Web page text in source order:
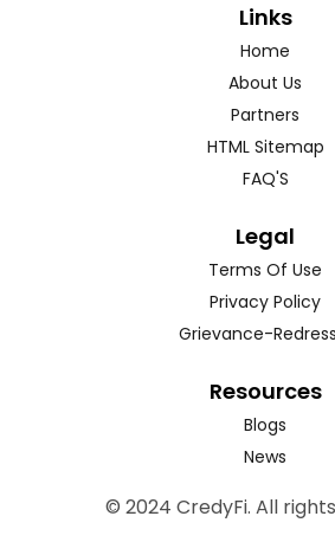
Links
Home
About Us
Partners
HTML Sitemap
FAQ'S
Legal
Terms Of Use
Privacy Policy
Grievance-
Resources
Blogs
News
© 2024 CredyFi. All